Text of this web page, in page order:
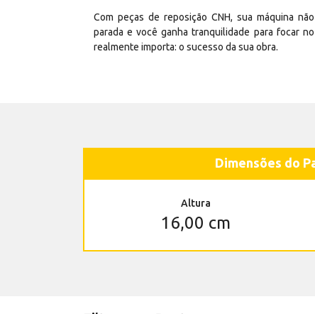
Com peças de reposição CNH, sua máquina
parada e você ganha tranquilidade para focar
realmente importa: o sucesso da sua obra.
Dimensões do
Altura
16,00 cm